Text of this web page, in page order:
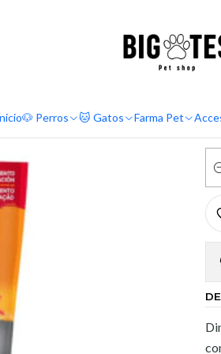
🐶 Perros 🐱 Gatos Farma Pet
Premios y snack perro